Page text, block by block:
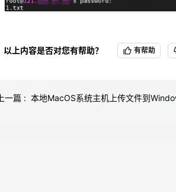
以上内容是否对您有帮助？ 有帮助
上一篇 : 本地MacOS系统主机上传文件到